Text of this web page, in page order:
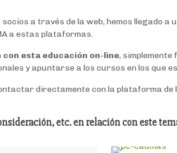
a través de la web, hemos llegado
a estas plataformas.
esta educación on-line,
y apuntarse a los cursos en los que
directamente con la plataforma de
etc.en relación con este